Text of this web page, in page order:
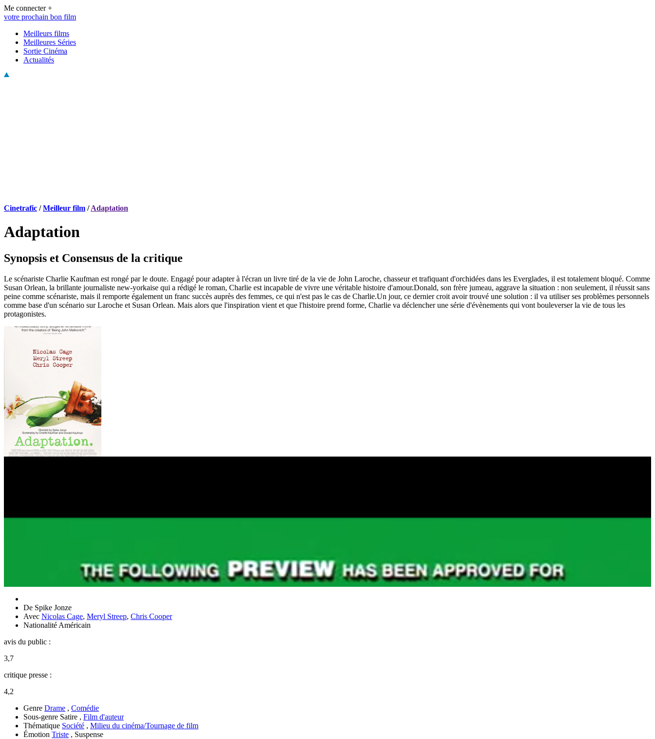
Me connecter +
votre prochain bon film
Meilleurs films
Meilleures Séries
Sortie Cinéma
Actualités
Cinetrafic /Meilleur film /Adaptation
Adaptation
Synopsis et Consensus de la critique
Le scénariste Charlie Kaufman est rongé par le doute. Engagé pour adapter à l'écran un livre tiré de la vie de John Laroche, chasseur et trafiquant d'orchidées dans les Everglades, il est totalement bloqué. Comme
Susan Orlean, la brillante journaliste new-yorkaise qui a rédigé le roman, Charlie est incapable de vivre une véritable histoire d'amour.Donald, son frère jumeau, aggrave la situation : non seulement, il réussit sans
peine comme scénariste, mais il remporte également un franc succès auprès des femmes, ce qui n'est pas le cas de Charlie.Un jour, ce dernier croit avoir trouvé une solution : il va utiliser ses problèmes personnels
comme base d'un scénario sur Laroche et Susan Orlean. Mais alors que l'inspiration vient et que l'histoire prend forme, Charlie va déclencher une série d'évènements qui vont bouleverser la vie de tous les
protagonistes.
De Spike Jonze
Avec Nicolas Cage, Meryl Streep, Chris Cooper
Nationalité Américain
avis du public :
3,7
critique presse :
4,2
Genre Drame , Comédie
Sous-genre Satire , Film d'auteur
Thématique Société , Milieu du cinéma/Tournage de film
Émotion Triste , Suspense